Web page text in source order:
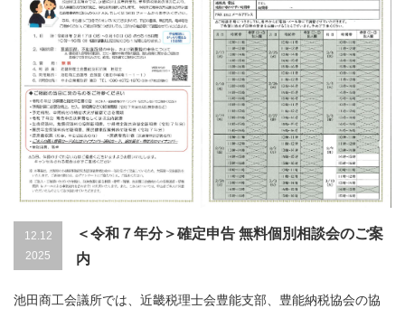
12.12
2025
＜令和７年分＞確定申告 無料個別相談会のご案
内
池田商工会議所では、近畿税理士会豊能支部、豊能納税協会の協